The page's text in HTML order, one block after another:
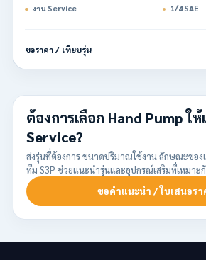
งาน Service
1/4 SAE
ขอราคา / เทียบรุ่น
ต้องการเลือก Hand Pump ใ
Service?
ส่งรุ่นที่ต้องการ ขนาดปริมาณใช้งาน ลักษณะของ
ทีม S3P ช่วยแนะนำรุ่นและอุปกรณ์เสริมที่เหมา
ขอคำแนะนำ / ใบเสนอรา